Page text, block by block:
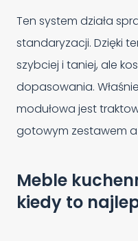
Ten system działa
standaryzacji. Dzięki
szybciej i taniej, ale
dopasowania.
modułowa jest
gotowym zestawem
Meble
kiedy to